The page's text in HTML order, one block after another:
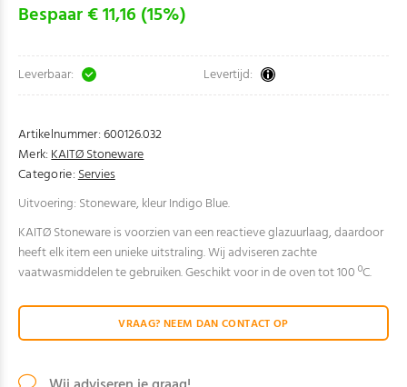
Bespaar € 11,16 (15%)
Leverbaar: Levertijd:
Artikelnummer:600126.032
Merk:KAITØ Stoneware
Categorie:Servies
Uitvoering: Stoneware, kleur Indigo Blue.
KAITØ Stoneware is voorzien van een reactieve glazuurlaag, daardoor
heeft elk item een unieke uitstraling. Wij adviseren zachte
vaatwasmiddelen te gebruiken. Geschikt voor in de oven tot 100 ºC.
VRAAG? NEEM DAN CONTACT OP